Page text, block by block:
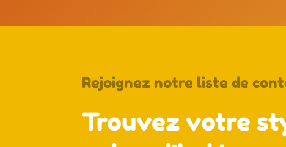
Rejoignez notre liste de
Trouvez votre